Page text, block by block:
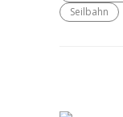
Seilbahn